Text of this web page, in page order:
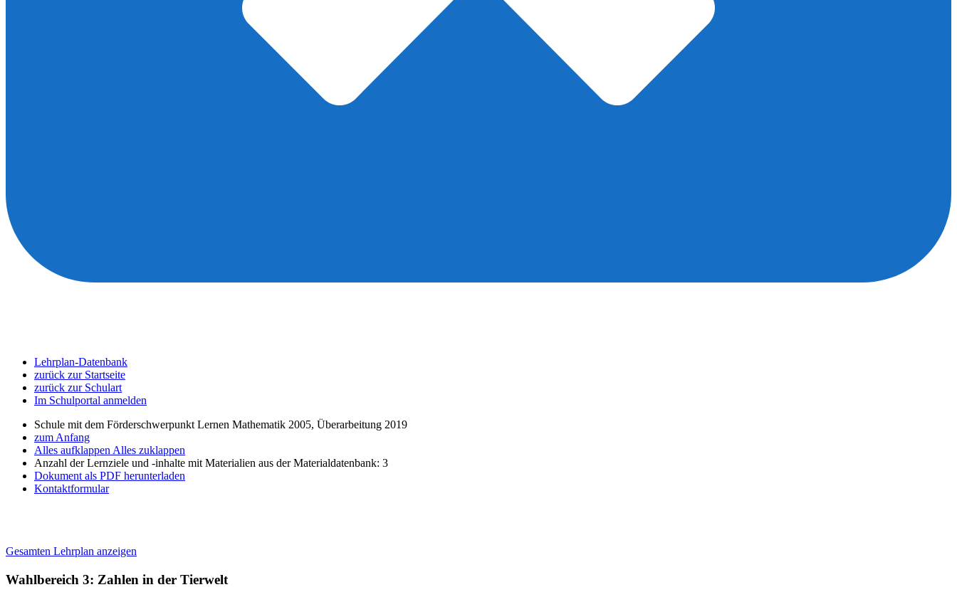
Lehrplan-Datenbank
zurück zur Startseite
zurück zur Schulart
Im Schulportal anmelden
Schule mit dem Förderschwerpunkt Lernen Mathematik 2005, Überarbeitung 2019
zum Anfang
Alles aufklappen Alles zuklappen
Anzahl der Lernziele und -inhalte mit Materialien aus der Materialdatenbank: 3
Dokument als PDF herunterladen
Kontaktformular
Gesamten Lehrplan anzeigen
Wahlbereich 3: Zahlen in der Tierwelt